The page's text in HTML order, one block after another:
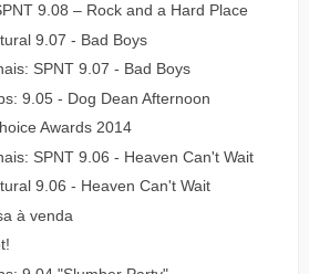
9.08 – Rock and a Hard Place
9.07 - Bad Boys
SPNT 9.07 - Bad Boys
9.05 - Dog Dean Afternoon
Awards 2014
SPNT 9.06 - Heaven Can't Wait
9.06 - Heaven Can't Wait
à venda